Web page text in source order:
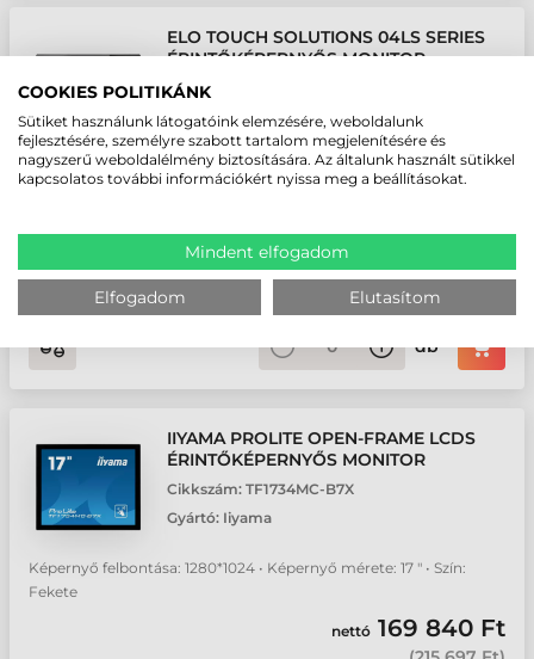
ELO TOUCH SOLUTIONS 04LS SERIES
ÉRINTŐKÉPERNYŐS MONITOR
Cikkszám:
Gyártó:Elo
Képernyő felbontása: 1920*1080 • Képernyő mérete: 15 " •
Hangszóró • Szín: szürke
nettó167 560 Ft
3-5 munkanap
db
IIYAMA PROLITE OPEN-FRAME LCDS
ÉRINTŐKÉPERNYŐS MONITOR
Cikkszám: TF1734MC-B7X
Gyártó: Iiyama
Képernyő felbontása: 1280*1024 • Képernyő mérete: 17 " • Szín:
Fekete
nettó 169 840 Ft
COOKIES POLITIKÁNK
Sütiket használunk látogatóink elemzésére, weboldalunk
fejlesztésére, személyre szabott tartalom megjelenítésére és
nagyszerű weboldalélmény biztosítására. Az általunk használt sütikkel
kapcsolatos további információkért nyissa meg a beállításokat.
Mindent elfogadom
Elfogadom Elutasítom